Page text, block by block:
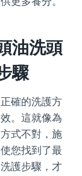
油洗頭
驟
確的洗護方
。這就像為
式不對，施
您找到了最
護步驟，才